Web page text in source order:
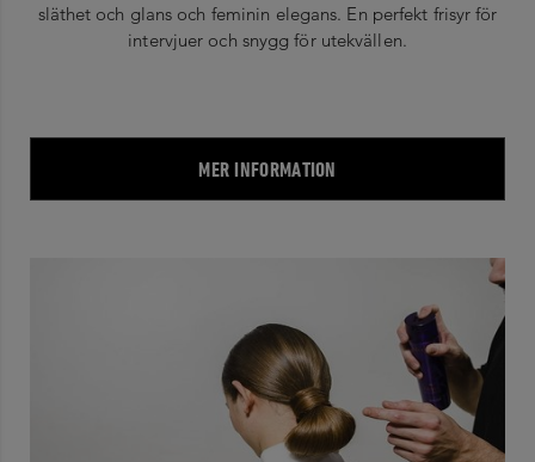
släthet och glans och feminin elegans. En perfekt frisyr för
intervjuer och snygg för utekvällen.
MER INFORMATION